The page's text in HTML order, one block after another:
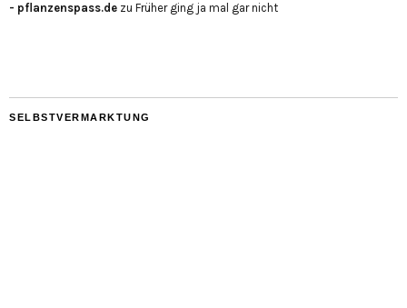
- pflanzenspass.de zu Früher ging ja mal gar nicht
SELBSTVERMARKTUNG